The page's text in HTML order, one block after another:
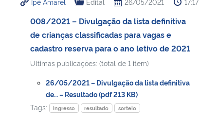
008/2021 – Divulgação da lista definitiva
de crianças classificadas para vagas e
cadastro reserva para o ano letivo de 2021
Ultimas publicações: (total de 1 item)
26/05/2021 – Divulgação da lista definitiva
de… – Resultado (pdf 213 KB)
Tags:
ingresso resultado sorteio